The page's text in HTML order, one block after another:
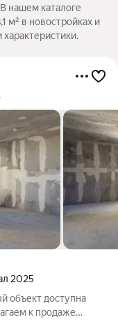
нашем каталоге
м² в новостройках и
2025
объект доступна
к продаже